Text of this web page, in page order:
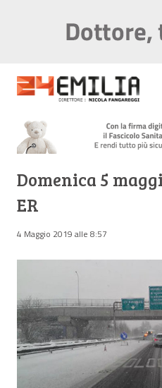
Domenica 5
ER
4 Maggio 2019 alle 8:57